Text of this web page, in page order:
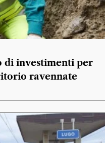
di investimenti per
ravennate